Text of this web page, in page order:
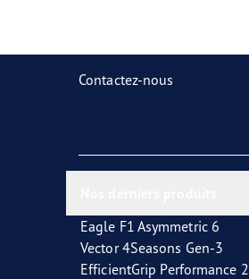
Contactez-nous
Eagle F1 Asymmetric 6
Vector 4Seasons Gen-3
EfficientGrip Performance 2